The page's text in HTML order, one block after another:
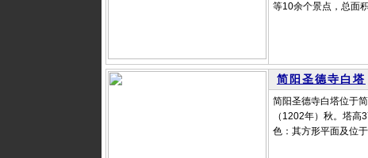
等10余个景点，总面
简阳圣德寺白塔
简阳圣德寺白塔位于
（1202年）秋。塔
色：其方形平面及位